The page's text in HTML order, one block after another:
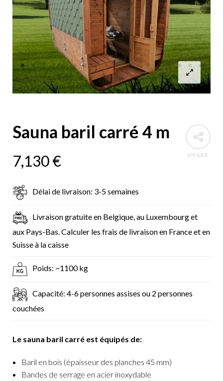
SHARE
Sauna baril carré 4 m
7,130€
Délai de livraison: 3-5 semaines
Livraison gratuite en Belgique, au Luxembourg et
aux Pays-Bas. Calculer les frais de livraison en France et en
Suisse à la caisse
Poids: ~1100 kg
Capacité: 4-6 personnes assises ou 2 personnes
couchées
Le sauna baril carré est équipés de:
Baril en bois (épaisseur des planches 45 mm)
Bandes de serrage en acier inoxydable